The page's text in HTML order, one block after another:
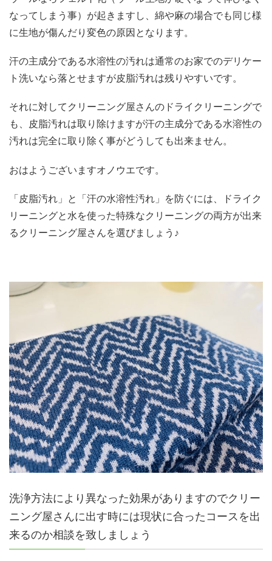
なってしまう事）が起きますし、綿や麻の場合でも同じ様
に生地が傷んだり変色の原因となります。
汗の主成分である水溶性の汚れは通常のお家でのデリケー
ト洗いなら落とせますが皮脂汚れは残りやすいです。
それに対してクリーニング屋さんのドライクリーニングで
も、皮脂汚れは取り除けますが汗の主成分である水溶性の
汚れは完全に取り除く事がどうしても出来ません。
おはようございますオノウエです。
「皮脂汚れ」と「汗の水溶性汚れ」を防ぐには、ドライク
リーニングと水を使った特殊なクリーニングの両方が出来
るクリーニング屋さんを選びましょう♪
洗浄方法により異なった効果がありますのでクリー
ニング屋さんに出す時には現状に合ったコースを出
来るのか相談を致しましょう